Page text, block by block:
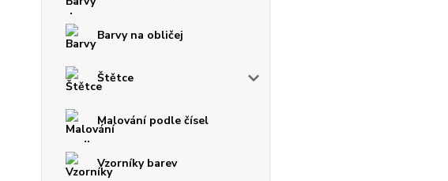
Barvy na obličej
Štětce
Malování podle čísel
Vzorníky barev